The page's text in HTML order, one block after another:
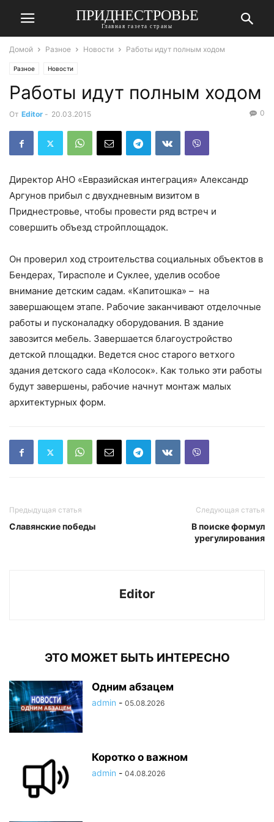
ПРИДНЕСТРОВЬЕ
Главная газета страны
Домой Разное Новости Работы идут полным ходом
Разное Новости
Работы идут полным ходом
От Editor - 20.03.2015 0
Директор АНО «Евразийская интеграция» Александр
Аргунов прибыл с двухдневным визитом в
Приднестровье, чтобы провести ряд встреч и
совершить объезд стройплощадок.
Он проверил ход строительства социальных объектов в
Бендерах, Тирасполе и Суклее, уделив особое
внимание детским садам. «Капитошка» – на
завершающем этапе. Рабочие заканчивают отделочные
работы и пусконаладку оборудования. В здание
завозится мебель. Завершается благоустройство
детской площадки. Ведется снос старого ветхого
здания детского сада «Колосок». Как только эти работы
будут завершены, рабочие начнут монтаж малых
архитектурных форм.
Предыдущая статья
Славянские победы
Следующая статья
В поиске формул
урегулирования
Editor
ЭТО МОЖЕТ БЫТЬ ИНТЕРЕСНО
Одним абзацем
admin - 05.08.2026
Коротко о важном
admin - 04.08.2026